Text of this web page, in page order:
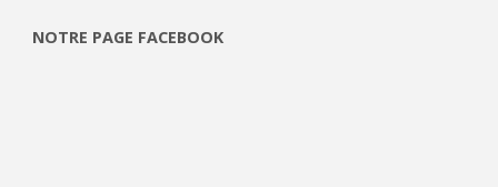
NOTRE PAGE FACEBOOK